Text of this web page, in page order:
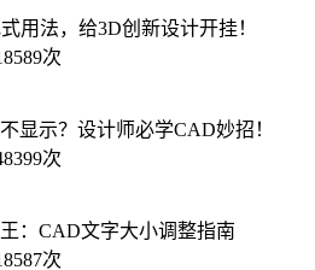
用法，给3D创新设计开挂！
次
显示？设计师必学CAD妙招！
次
：CAD文字大小调整指南
次